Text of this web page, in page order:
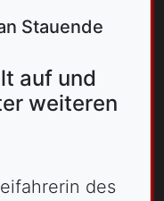
Stauende
auf und
weiteren
des